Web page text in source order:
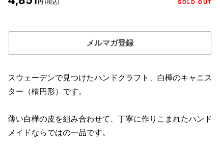
円 (税込) SOLD OUT
メルマガ登録
スウェーデンで見つけたハンドクラフト、白樺のキャニス
ター（楕円形）です。
薄い白樺の皮を組み合わせて、丁寧に作りこまれたハンド
メイドならではの一品です。